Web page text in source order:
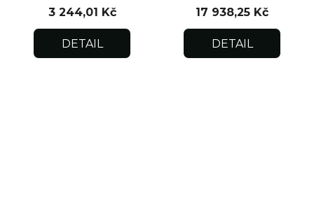
3 244,01 Kč
DETAIL
17 938,25 Kč
DETAIL